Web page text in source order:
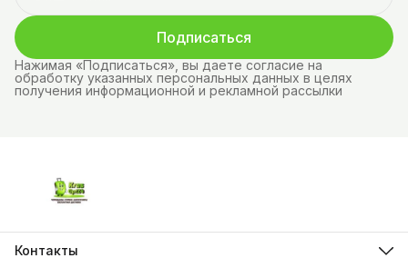
Подписаться
Нажимая «Подписаться», вы даете согласие на
обработку указанных персональных данных в целях
получения информационной и рекламной рассылки
Контакты